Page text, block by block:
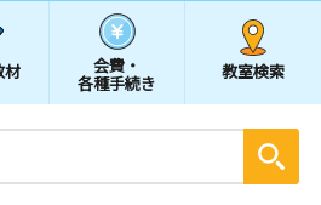
材 会費・
各種手続き
教室検索